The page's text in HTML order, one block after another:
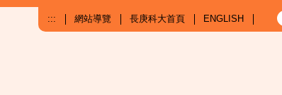
::: 網站導覽 長庚科大首頁 ENGLISH